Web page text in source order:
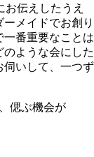
お伝えしたうえ
メイドでお創り
番重要なことは
のような会にした
伺いして、一つず